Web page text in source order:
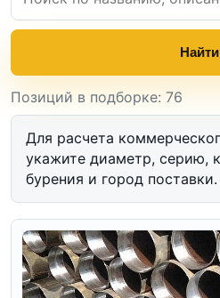
Найти
Позиций в подборке: 76
Для расчета
укажите диаметр, серию,
бурения и город поставки.